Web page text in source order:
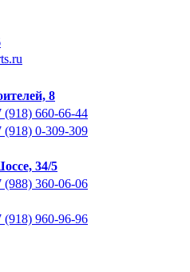
8
(918) 660-66-44
(918) 0-309-309
34/5
(988) 360-06-06
(918) 960-96-96